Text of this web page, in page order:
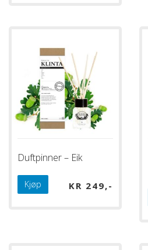
Duftpinner – Eik
KR 249
Kjøp